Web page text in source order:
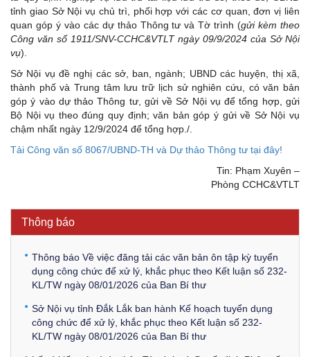
tỉnh giao Sở Nội vụ chủ trì, phối hợp với các cơ quan, đơn vị liên
quan góp ý vào các dự thảo Thông tư và Tờ trình (gửi kèm theo
Công văn số 1911/SNV-CCHC&VTLT ngày 09/9/2024 của Sở Nội
vụ).
Sở Nội vụ đề nghị các sở, ban, ngành; UBND các huyện, thị xã,
thành phố và Trung tâm lưu trữ lịch sử nghiên cứu, có văn bản
góp ý vào dự thảo Thông tư, gửi về Sở Nội vụ để tổng hợp, gửi
Bộ Nội vụ theo đúng quy định; văn bản góp ý gửi về Sở Nội vụ
chậm nhất ngày 12/9/2024 để tổng hợp./.
Tải Công văn số 8067/UBND-TH và Dự thảo Thông tư tại đây!
Tin: Phạm Xuyên –
Phòng CCHC&VTLT
Thông báo
Kế hoạch Kiểm tra, sát hạch để tiếp nhận vào làm công
công chức để xử lý, khắc phục theo Kết luận số 232-
KL/TW ngày 08/01/2026 của Ban Bí thư
Thông báo Về việc đăng tải các văn bản ôn tập kỳ tuyển
dụng công chức để xử lý, khắc phục theo Kết luận số 232-
KL/TW ngày 08/01/2026 của Ban Bí thư
Sở Nội vụ tỉnh Đắk Lắk ban hành Kế hoạch tuyển dụng
công chức để xử lý, khắc phục theo Kết luận số 232-
KL/TW ngày 08/01/2026 của Ban Bí thư